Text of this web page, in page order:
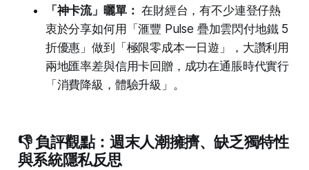
「神卡流」曬單： 在財經台，有不少連登仔熱
衷於分享如何用「滙豐 Pulse 疊加雲閃付地鐵 5
折優惠」做到「極限零成本一日遊」，大讚利用
兩地匯率差與信用卡回贈，成功在通脹時代實行
「消費降級，體驗升級」。
👎 負評觀點：週末人潮擁擠、缺乏獨特性
與系統隱私反思